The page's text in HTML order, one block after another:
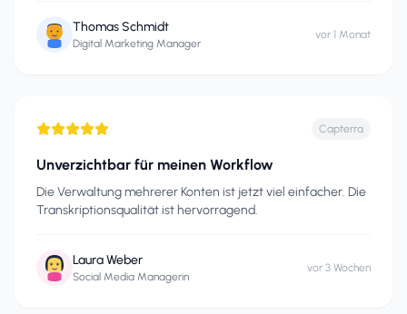
Thomas Schmidt
Digital Marketing Manager
vor 1 Monat
Capterra
Unverzichtbar für meinen Workflow
Die Verwaltung mehrerer Konten ist jetzt viel einfacher. Die
Transkriptionsqualität ist hervorragend.
Laura Weber
Social Media Managerin
vor 3 Wochen